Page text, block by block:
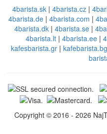
4barista.sk| 4barista.cz|
4barista.de | 4barista.com |
4barista.dk | 4barista.se |
4barista.lt | 4barista.ee |
kafesbarista.gr| kafebarista.bg
Copyright © 2016 - 2026